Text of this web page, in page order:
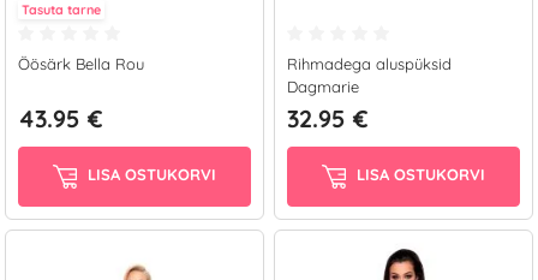
Tasuta tarne
Öösärk Bella Rou
43.95 €
LISA OSTUKORVI
Rihmadega aluspüksid
Dagmarie
32.95 €
LISA OSTUKORVI